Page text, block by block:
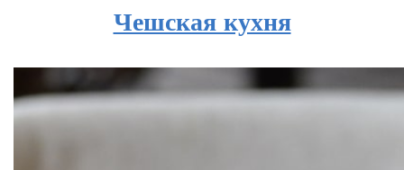
Чешская кухня